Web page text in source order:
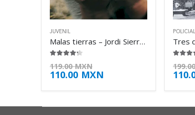
JUVENIL
Malas tierras – Jordi Sierra i Fabra
119.00MXN
110.00 MXN
POLICIAL